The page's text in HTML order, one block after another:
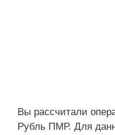
Вы рассчитали
Рубль ПМР. Для